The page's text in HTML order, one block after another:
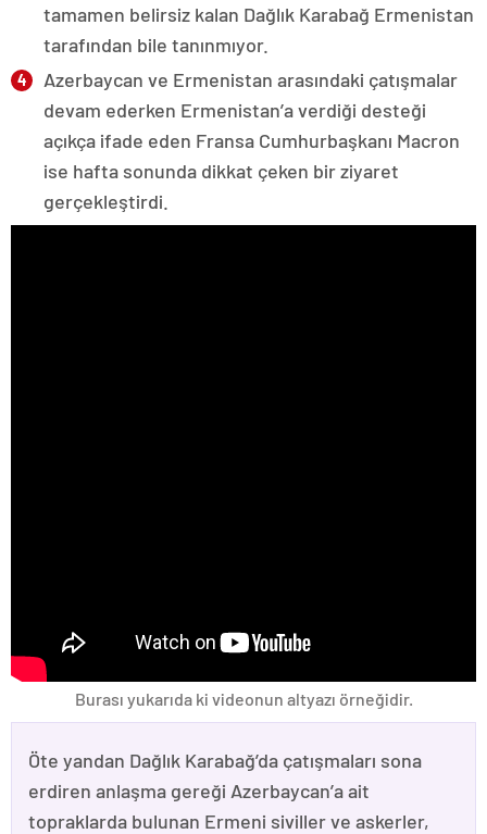
tamamen belirsiz kalan Dağlık Karabağ Ermenistan
tarafından bile tanınmıyor.
Azerbaycan ve Ermenistan arasındaki çatışmalar
devam ederken Ermenistan’a verdiği desteği
açıkça ifade eden Fransa Cumhurbaşkanı Macron
ise hafta sonunda dikkat çeken bir ziyaret
gerçekleştirdi.
Burası yukarıda ki videonun altyazı örneğidir.
Öte yandan Dağlık Karabağ’da çatışmaları sona
erdiren anlaşma gereği Azerbaycan’a ait
topraklarda bulunan Ermeni siviller ve askerler,